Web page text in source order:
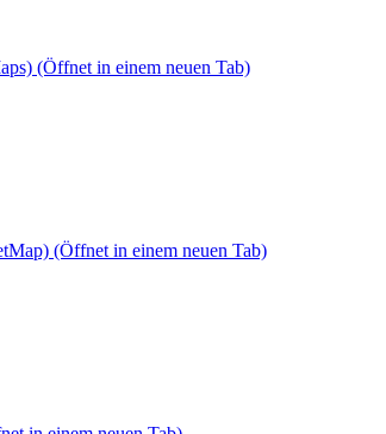
(Öffnet in einem neuen Tab)
(Öffnet in einem neuen Tab)